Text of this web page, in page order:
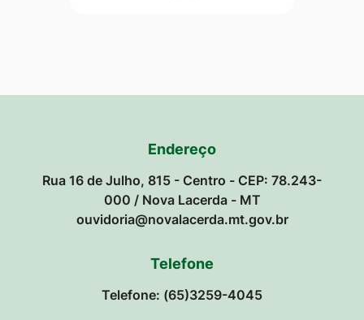
Endereço
Rua 16 de Julho, 815 - Centro - CEP: 78.243-
000 / Nova Lacerda - MT
ouvidoria@novalacerda.mt.gov.br
Telefone
Telefone: (65)3259-4045